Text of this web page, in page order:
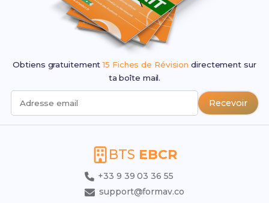
Obtiens gratuitement15 Fiches de Révision directement sur
ta boîte mail.
Adresse email Recevoir
BTS EBCR
+33 9 39 03 36 55
support@formav.co